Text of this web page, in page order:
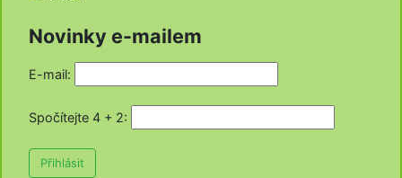
Novinky e-mailem
E-mail:
Spočítejte 4 + 2:
Přihlásit